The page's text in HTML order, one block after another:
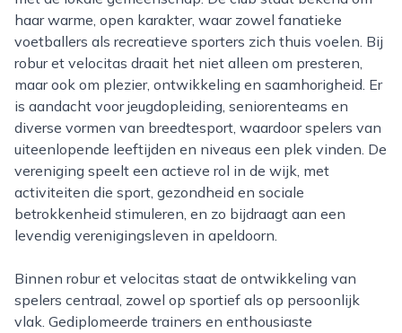
haar warme, open karakter, waar zowel fanatieke
voetballers als recreatieve sporters zich thuis voelen. Bij
robur et velocitas draait het niet alleen om presteren,
maar ook om plezier, ontwikkeling en saamhorigheid. Er
is aandacht voor jeugdopleiding, seniorenteams en
diverse vormen van breedtesport, waardoor spelers van
uiteenlopende leeftijden en niveaus een plek vinden. De
vereniging speelt een actieve rol in de wijk, met
activiteiten die sport, gezondheid en sociale
betrokkenheid stimuleren, en zo bijdraagt aan een
levendig verenigingsleven in apeldoorn.
Binnen robur et velocitas staat de ontwikkeling van
spelers centraal, zowel op sportief als op persoonlijk
vlak. Gediplomeerde trainers en enthousiaste